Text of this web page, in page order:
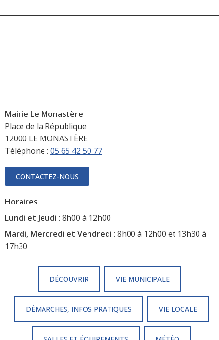
Mairie Le Monastère
Place de la République
12000 LE MONASTÈRE
Téléphone : 05 65 42 50 77
CONTACTEZ-NOUS
Horaires
Lundi et Jeudi : 8h00 à 12h00
Mardi, Mercredi et Vendredi : 8h00 à 12h00 et 13h30 à
17h30
DÉCOUVRIR VIE MUNICIPALE
DÉMARCHES, INFOS PRATIQUES VIE LOCALE